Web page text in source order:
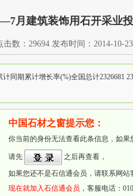
月建筑装饰用石开采业
击数： 29694发布时间： 2014-10-23
同期累计增长率(%)全国总计2326681
中国石材之窗提示您：
你当前的身份无法查看此条信息，如果
请先 之后再查看，
如果您还不是石信通会员，请联系网站
现在就加入石信通会员 ，客服电话：